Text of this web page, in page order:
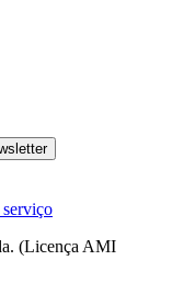
(Licença AMI